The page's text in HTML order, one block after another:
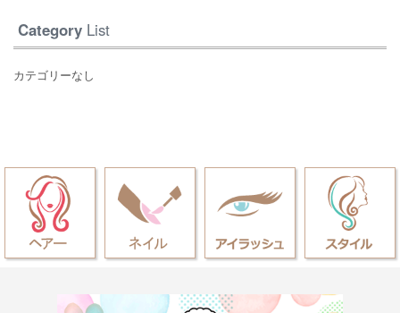
Category List
カテゴリーなし